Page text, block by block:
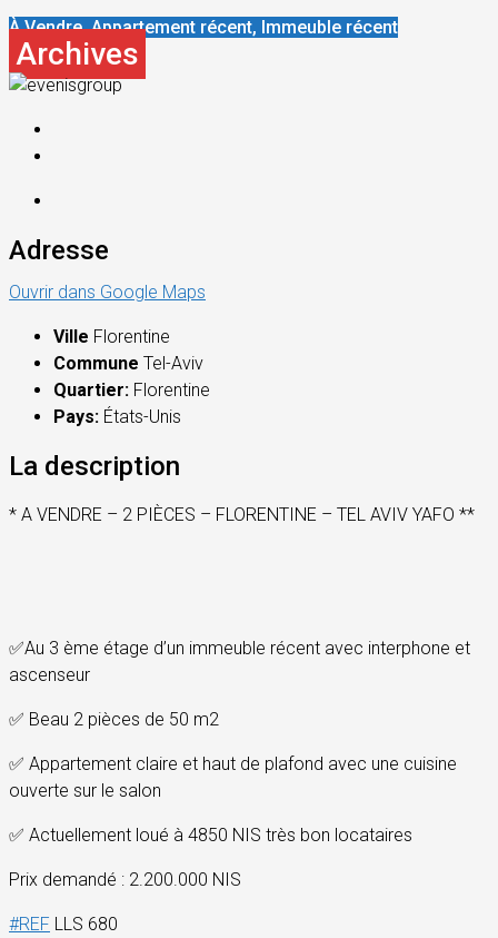
À Vendre, Appartement récent, Immeuble récent
Archives
Adresse
Ouvrir dans Google Maps
Ville Florentine
Commune Tel-Aviv
Quartier: Florentine
Pays: États-Unis
La description
* A VENDRE – 2 PIÈCES – FLORENTINE – TEL AVIV YAFO **
✅Au 3 ème étage d’un immeuble récent avec interphone et
ascenseur
✅ Beau 2 pièces de 50 m2
✅ Appartement claire et haut de plafond avec une cuisine
ouverte sur le salon
✅ Actuellement loué à 4850 NIS très bon locataires
Prix demandé : 2.200.000 NIS
#REF LLS 680